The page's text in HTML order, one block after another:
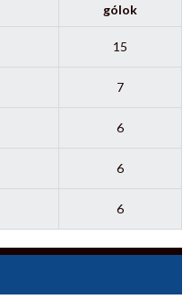
gólok
15
7
6
6
6